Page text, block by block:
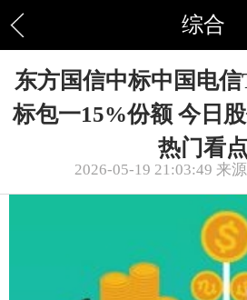
综合
东方国信中标中国电信
标包一15%份额 今日股
热门看点
2026-05-19 21:03:49 来